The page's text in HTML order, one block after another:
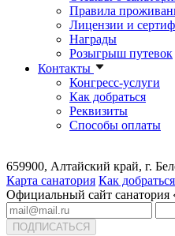
Правила
Лицензии и
Награды
Розыгрыш путевок
Контакты
Конгресс-услуги
Как добраться
Реквизиты
Способы оплаты
659900, Алтайский край, г.
Карта санатория Как добраться
Официальный сайт санатория
ПОДПИСАТЬСЯ